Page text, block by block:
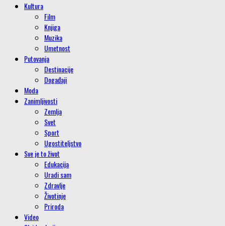
Kultura
Film
Knjiga
Muzika
Umetnost
Putovanja
Destinacije
Događaji
Moda
Zanimljivosti
Zemlja
Svet
Sport
Ugostiteljstvo
Sve je to život
Edukacija
Uradi sam
Zdravlje
Životinje
Priroda
Video